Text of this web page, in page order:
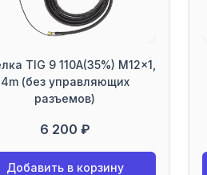
TIG 9 110A(35%) M12x1,
4m (без управляющих
разъемов)
6 200 ₽
Добавить в корзину